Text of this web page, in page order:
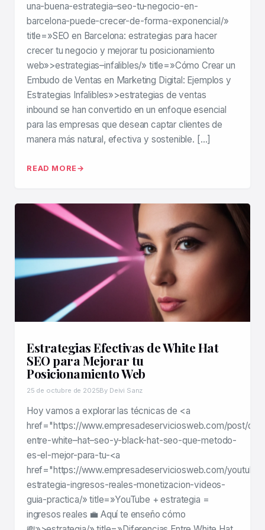
una-buena-estrategia–seo-tu-negocio-en-
barcelona-puede-crecer-de-forma-exponencial/»
title=»SEO en Barcelona: estrategias para hacer
crecer tu negocio y mejorar tu posicionamiento
web»>estrategias–infalibles/» title=»Cómo Crear un
Embudo de Ventas en Marketing Digital: Ejemplos y
Estrategias Infalibles»>estrategias de ventas
inbound se han convertido en un enfoque esencial
para las empresas que desean captar clientes de
manera más natural, efectiva y sostenible. […]
READ MORE
Estrategias Efectivas de White Hat
SEO para Mejorar tu
Posicionamiento Web
25 de octubre de 2025By Deivi Sanz
Hoy vamos a explorar las técnicas de <a
href="https://www.empresadeserviciosweb.com/post/
entre-white–hat–seo-y-black-hat-seo-que-metodo-
es-el-mejor-para-tu-<a
href="https://www.empresadeserviciosweb.com/youtube-
estrategia-ingresos-reales-monetizacion-videos-
guia-practica/» title=»YouTube + estrategia =
ingresos reales 💼 Aquí te enseño cómo